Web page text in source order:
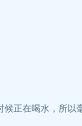
在喝水，所以